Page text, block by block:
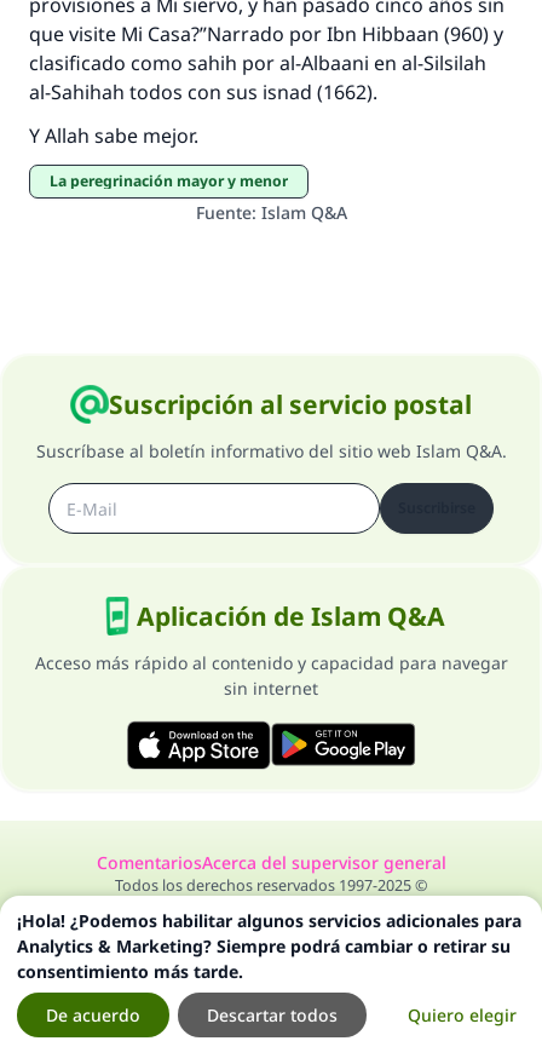
que visite Mi Casa?”Narrado por Ibn Hibbaan (960) y
clasificado como sahih por al-Albaani en al-Silsilah
al-Sahihah todos con sus isnad (1662).
Y Allah sabe mejor.
La peregrinación mayor y menor
Fuente: Islam Q&A
Suscripción al servicio postal
Suscríbase al boletín informativo del sitio web Islam Q&A.
Aplicación de Islam Q&A
Acceso más rápido al contenido y capacidad para navegar
sin internet
ComentariosAcerca del supervisor general
Todos los derechos reservados 1997-2025 ©
¡Hola! ¿Podemos habilitar algunos servicios adicionales para
Analytics & Marketing? Siempre podrá cambiar o retirar su
consentimiento más tarde.
Quiero elegir
Descartar todos
De acuerdo